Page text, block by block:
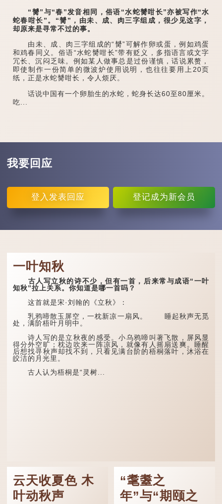
“膥”与“春”发音相同，俗语“水蛇膥咁长”亦被写作“水
蛇春咁长”。“膥”，由未、成、肉三字组成，很少见这字，
却原来是寻常不过的事。
由未、成、肉三字组成的“膥”可解作卵或蛋，例如鸡蛋
和鸡春同义。俗语“水蛇膥咁长”带有贬义，多指语言或文字
冗长、沉闷乏味。例如某人做事总是过份谨慎，话说累赘，
即使制作一份简单的微波炉使用说明，也往往要用上20页
纸，正是水蛇膥咁长，令人烦厌。
话说中国有一个卵胎生的水蛇，蛇身长达60至80厘米。
吃...
我要回应
登入 发表回应 登记成为新会员
一叶知秋
古人写立秋的诗不少，但有一首，后来常与成语“一叶
知秋”拉上关系。你知道是哪一首吗？
这首就是宋·刘翰的《立秋》：
乳鸦啼散玉屏空，一枕新凉一扇风。 睡起秋声无觅
处，满阶梧叶月明中。
诗人写的是立秋夜的感受。小乌鸦啼叫著飞散，屏风显
得分外空旷；枕边吹来一阵凉风，就像有人摇扇送爽。睡醒
后想找寻秋声却找不到，只看见满台阶的梧桐落叶，沐浴在
皎洁的月光里。
古人认为梧桐是“灵树...
云天收夏色 木
叶动秋声
“耄耋之
年”与“期颐之